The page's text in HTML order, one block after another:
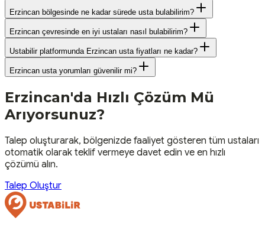
Erzincan bölgesinde ne kadar sürede usta bulabilirim?
Erzincan çevresinde en iyi ustaları nasıl bulabilirim?
Ustabilir platformunda Erzincan usta fiyatları ne kadar?
Erzincan usta yorumları güvenilir mi?
Erzincan'da Hızlı Çözüm Mü
Arıyorsunuz?
Talep oluşturarak, bölgenizde faaliyet gösteren tüm ustaları
otomatik olarak teklif vermeye davet edin ve en hızlı
çözümü alın.
Talep Oluştur